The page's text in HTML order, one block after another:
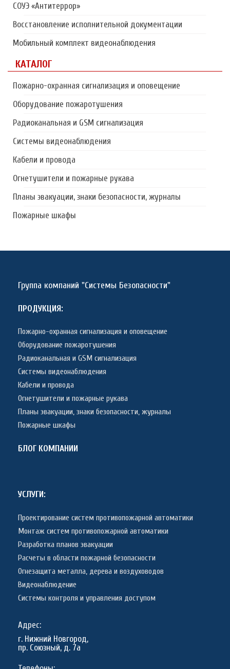
СОУЭ «Антитеррор»
Восстановление исполнительной документации
Мобильный комплект видеонаблюдения
КАТАЛОГ
Пожарно-охранная сигнализация и оповещение
Оборудование пожаротушения
Радиоканальная и GSM сигнализация
Системы видеонаблюдения
Кабели и провода
Огнетушители и пожарные рукава
Планы эвакуации, знаки безопасности, журналы
Пожарные шкафы
Группа компаний "Системы Безопасности"
ПРОДУКЦИЯ:
Пожарно-охранная сигнализация и оповещение
Оборудование пожаротушения
Радиоканальная и GSM сигнализация
Системы видеонаблюдения
Кабели и провода
Огнетушители и пожарные рукава
Планы эвакуации, знаки безопасности, журналы
Пожарные шкафы
БЛОГ КОМПАНИИ
УСЛУГИ:
Проектирование систем противопожарной автоматики
Монтаж систем противопожарной автоматики
Разработка планов эвакуации
Расчеты в области пожарной безопасности
Огнезащита металла, дерева и воздуховодов
Видеонаблюдение
Системы контроля и управления доступом
Адрес:
г. Нижний Новгород,
пр. Союзный, д. 7а